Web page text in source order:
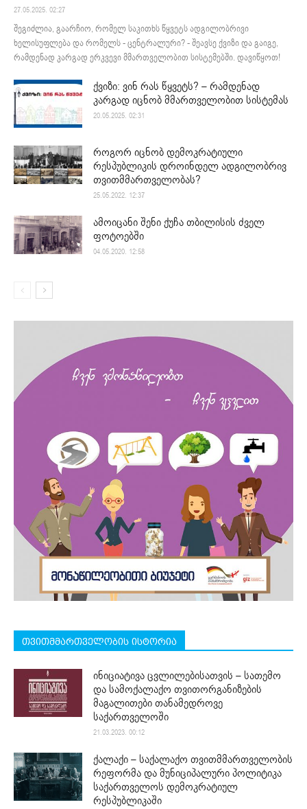
27.05.2025. 02:27
შეგიძლია, გაარჩიო, რომელ საკითხს წყვეტს ადგილობრივი
ხელისუფლება და რომელს - ცენტრალური? - შეავსე ქვიზი და გაიგე,
რამდენად კარგად ერკვევი მმართველობით სისტემებში. დავიწყოთ!
ქვიზი: ვინ რას წყვეტს? – რამდენად
კარგად იცნობ მმართველობით სისტემას
20.05.2025. 02:31
როგორ იცნობ დემოკრატიული
რესპუბლიკის დროინდელ ადგილობრივ
თვითმმართველობას?
25.05.2022. 12:37
ამოიცანი შენი ქუჩა თბილისის ძველ
ფოტოებში
04.05.2020. 12:58
თვითმმართველობის ისტორია
ინიციატივა ცვლილებისათვის – სათემო
და სამოქალაქო თვითორგანიზების
მაგალითები თანამედროვე
საქართველოში
21.03.2023. 00:12
ქალაქი – საქალაქო თვითმმართველობის
რეფორმა და მუნიციპალური პოლიტიკა
საქართველოს დემოკრატიულ
რესპუბლიკაში